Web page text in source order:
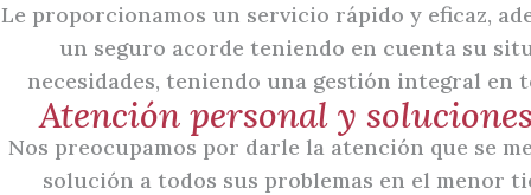
Le proporcionamos un servicio rápido y eficaz,
un seguro acorde teniendo en cuenta su
necesidades, teniendo una gestión integral en
Atención personal y
Nos preocupamos por darle la atención que se
solución a todos sus problemas en el menor